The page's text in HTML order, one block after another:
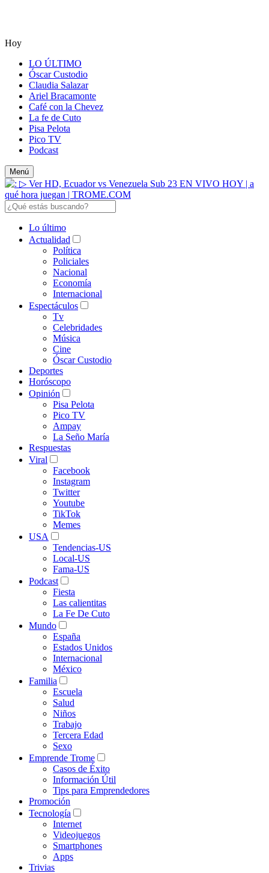
Hoy
LO ÚLTIMO
Óscar Custodio
Claudia Salazar
Ariel Bracamonte
Café con la Chevez
La fe de Cuto
Pisa Pelota
Pico TV
Podcast
Menú
Lo último
Actualidad
Política
Policiales
Nacional
Economía
Internacional
Espectáculos
Tv
Celebridades
Música
Cine
Óscar Custodio
Deportes
Horóscopo
Opinión
Pisa Pelota
Pico TV
Ampay
La Seño María
Respuestas
Viral
Facebook
Instagram
Twitter
Youtube
TikTok
Memes
USA
Tendencias-US
Local-US
Fama-US
Podcast
Fiesta
Las calientitas
La Fe De Cuto
Mundo
España
Estados Unidos
Internacional
México
Familia
Escuela
Salud
Niños
Trabajo
Tercera Edad
Sexo
Emprende Trome
Casos de Éxito
Información Útil
Tips para Emprendedores
Promoción
Tecnología
Internet
Videojuegos
Smartphones
Apps
Trivias